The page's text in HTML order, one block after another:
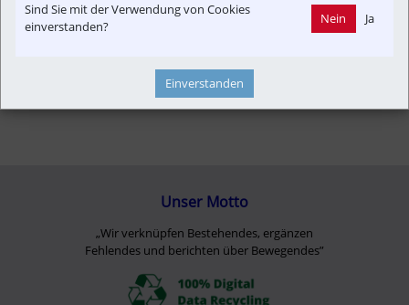
Unser Motto
„Wir verknüpfen Bestehendes, ergänzen
Fehlendes und berichten über Bewegendes”
Sind Sie mit der Verwendung von Cookies
einverstanden?
Nein Ja
Einverstanden